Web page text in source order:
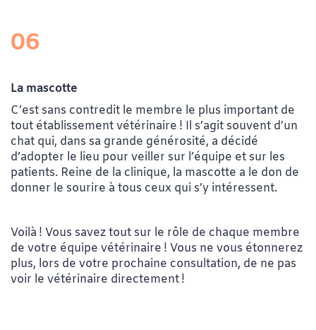
06
La mascotte
C’est sans contredit le membre le plus important de
tout établissement vétérinaire ! Il s’agit souvent d’un
chat qui, dans sa grande générosité, a décidé
d’adopter le lieu pour veiller sur l’équipe et sur les
patients. Reine de la clinique, la mascotte a le don de
donner le sourire à tous ceux qui s’y intéressent.
Voilà ! Vous savez tout sur le rôle de chaque membre
de votre équipe vétérinaire ! Vous ne vous étonnerez
plus, lors de votre prochaine consultation, de ne pas
voir le vétérinaire directement !